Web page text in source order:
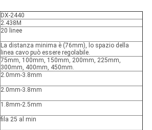
DX-2440
2.438M
20 linee
La distanza minima è (76mm), lo spazio della
linea cavo può essere regolabile.
75mm, 100mm, 150mm, 200mm, 225mm,
300mm, 400mm, 450mm.
2.0mm-3.8mm
2.0mm-3.8mm
1.8mm-2.5mm
fila 25 al min